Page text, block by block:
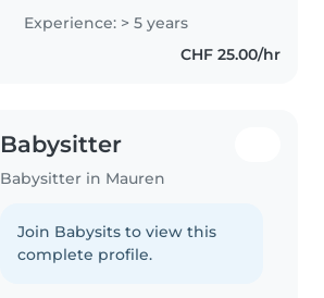
meinen Babysitterkurs beim
Eltern-Kind-Forum absolviert.
Insgesamt bringe ich über fünf..
Experience: > 5 years
CHF 25.00/hr
Babysitter
Babysitter in Mauren
Join Babysits to view this
complete profile.